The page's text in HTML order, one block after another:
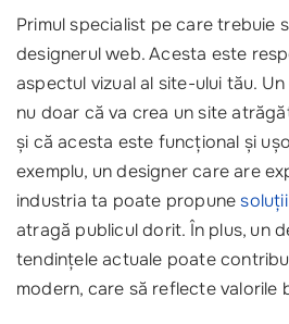
Primul specialist pe care trebuie
designerul web. Acesta este
aspectul vizual al site-ului tău.
nu doar că va crea un site
și că acesta este funcțional și
exemplu, un designer care are
industria ta poate propune
atragă publicul dorit. În plus, un
tendințele actuale poate
modern, care să reflecte valorile